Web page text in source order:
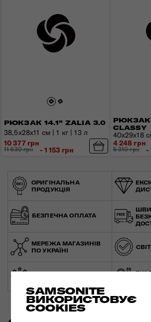
SAMSONITE
ВИКОРИСТОВУЄ
COOKIES
РЮКЗАК 14.1" ZALIA 3.0
38,5x28x11 см | 1 кг | 13 л
10 377 грн
11 530 грн - 1 153 грн
РЮКЗАК
CLASSY
40x29x18
4 248 грн
5 310 грн -
ОРИГІНАЛЬНА
ПРОДУКЦІЯ
БЕЗПЕЧНА ОПЛАТА
МЕРЕЖА МАГАЗИНІВ
ПО УКРАЇНІ